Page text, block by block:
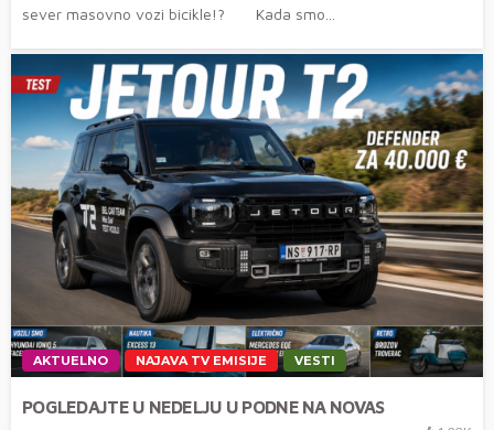
sever masovno vozi bicikle!? Kada smo...
AKTUELNO NAJAVA TV EMISIJE VESTI
POGLEDAJTE U NEDELJU U PODNE NA NOVAS